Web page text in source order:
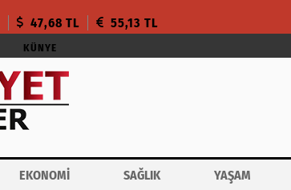
47,68 TL 55,13 TL
KÜNYE
EKONOMİ SAĞLIK YAŞAM